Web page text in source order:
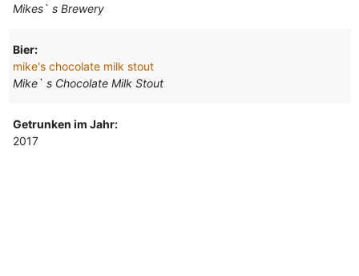
Mikes` s Brewery
Bier:
mike's chocolate milk stout
Mike` s Chocolate Milk Stout
Getrunken im Jahr:
2017